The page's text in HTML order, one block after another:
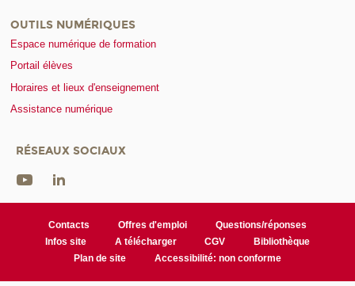
OUTILS NUMÉRIQUES
Espace numérique de formation
Portail élèves
Horaires et lieux d'enseignement
Assistance numérique
RÉSEAUX SOCIAUX
Contacts Offres d'emploi
Questions/réponses
Infos site
A télécharger CGV
Bibliothèque
Plan de site
Accessibilité: non conforme